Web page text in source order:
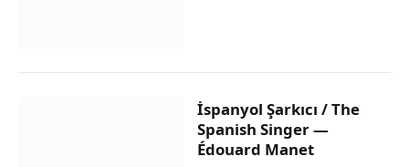
İspanyol Şarkıcı / The
Spanish Singer —
Édouard Manet